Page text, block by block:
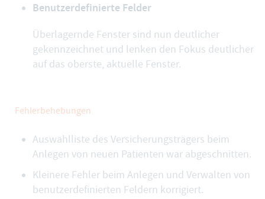
Benutzerdefinierte Felder
Überlagernde Fenster sind nun deutlicher
gekennzeichnet und lenken den Fokus deutlicher
auf das oberste, aktuelle Fenster.
Fehlerbehebungen
Auswahlliste des Versicherungsträgers beim
Anlegen von neuen Patienten war abgeschnitten.
Kleinere Fehler beim Anlegen und Verwalten von
benutzerdefinierten Feldern korrigiert.